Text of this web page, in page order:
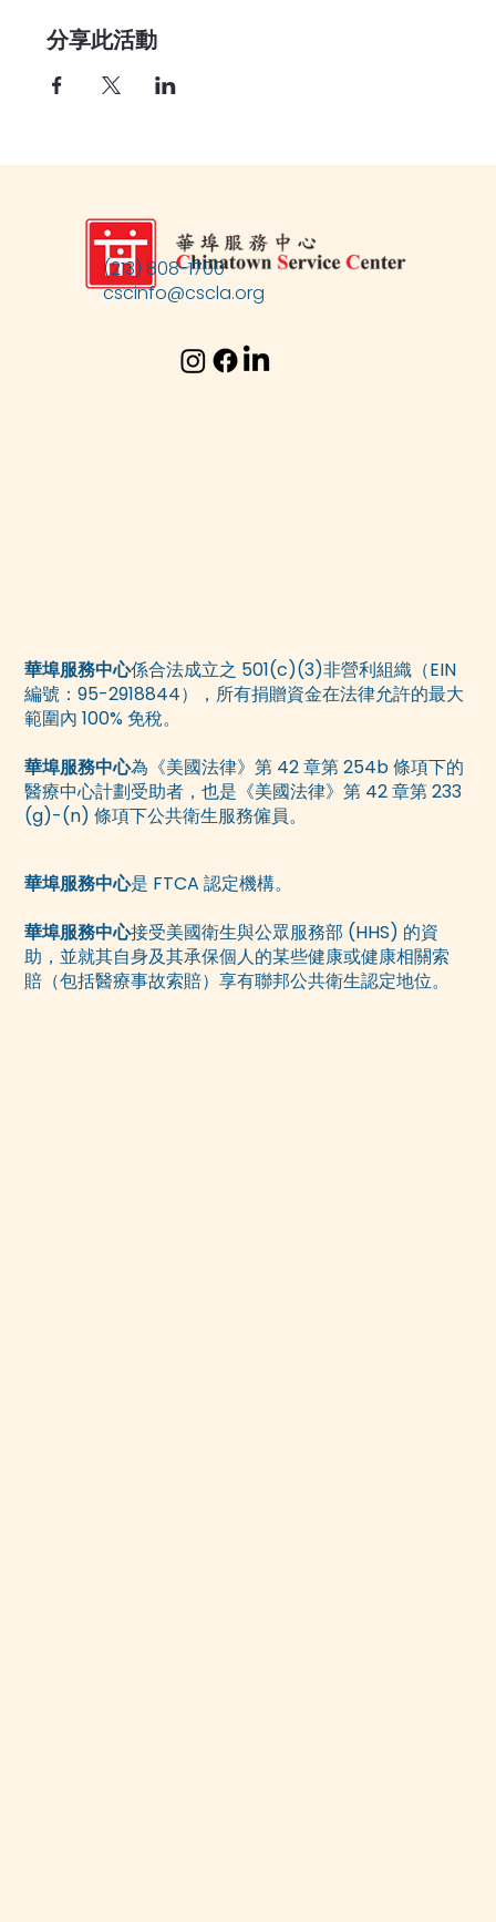
分享此活動
(213) 808-1700
cscinfo@cscla.org
華埠服務中心係合法成立之 501(c)(3)非營利組織（EIN
編號：95-2918844），所有捐贈資金在法律允許的最大
範圍內 100% 免稅。
華埠服務中心為《美國法律》第 42 章第 254b 條項下的
醫療中心計劃受助者，也是《美國法律》第 42 章第 233
(g)-(n) 條項下公共衛生服務僱員。
華埠服務中心是 FTCA 認定機構。
華埠服務中心接受美國衛生與公眾服務部 (HHS) 的資
助，並就其自身及其承保個人的某些健康或健康相關索
賠（包括醫療事故索賠）享有聯邦公共衛生認定地位。